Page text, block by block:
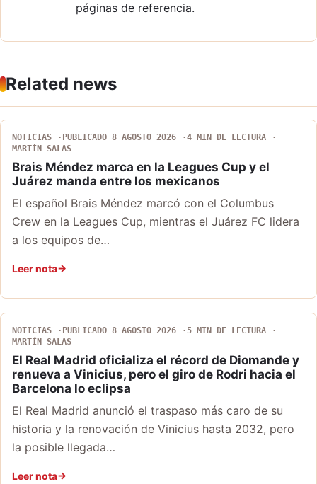
páginas de referencia.
Related news
NOTICIAS PUBLICADO 8 AGOSTO 2026
4 MIN DE LECTURA
MARTÍN SALAS
Brais Méndez marca en la Leagues Cup y el
Juárez manda entre los mexicanos
El español Brais Méndez marcó con el Columbus
Crew en la Leagues Cup, mientras el Juárez FC lidera
a los equipos de…
Leer nota
NOTICIAS PUBLICADO 8 AGOSTO 2026
5 MIN DE LECTURA
MARTÍN SALAS
El Real Madrid oficializa el récord de Diomande y
renueva a Vinicius, pero el giro de Rodri hacia el
Barcelona lo eclipsa
El Real Madrid anunció el traspaso más caro de su
historia y la renovación de Vinicius hasta 2032, pero
la posible llegada…
Leer nota